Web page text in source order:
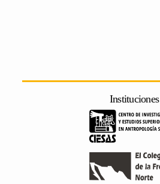
Instituciones